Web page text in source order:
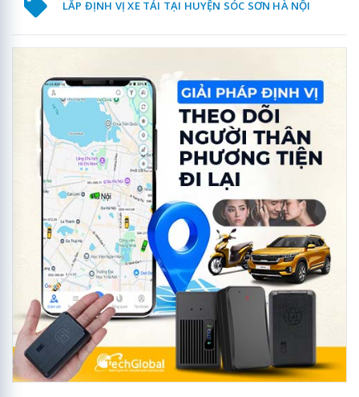
LẮP ĐỊNH VỊ XE TẢI TẠI HUYỆN SÓC SƠN HÀ NỘI